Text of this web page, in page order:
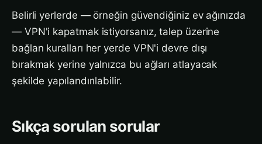
Belirli yerlerde — örneğin güvendiğiniz ev ağınızda
— VPN'i kapatmak istiyorsanız, talep üzerine
bağlan kuralları her yerde VPN'i devre dışı
bırakmak yerine yalnızca bu ağları atlayacak
şekilde yapılandırılabilir.
Sıkça sorulan sorular